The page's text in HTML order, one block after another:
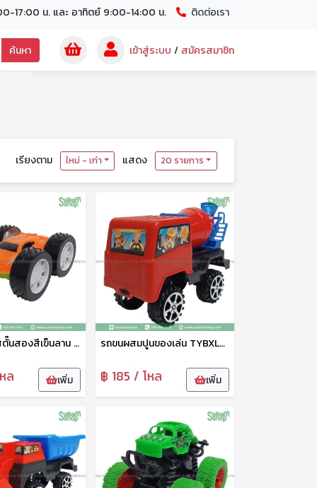
17:00 น. และ อาทิตย์ 9:00-14:00 น. ติดต่อเรา
ค้นหา เข้าสู่ระบบ / สมัครสมาชิก
เรียงตาม ใหม่ - เก่า แสดง 20 รายการ
รถสปอร์ทสตั๊นสองสีเข็นลาน TYBL-50512 Zonertoy
ล เพิ่ม
รถขนผสมปูนของเล่น TYBXL-31014ABCD Zonertoy
฿ 185 / โหล เพิ่ม